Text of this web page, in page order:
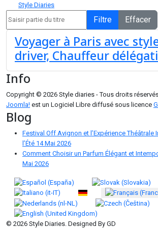
Style Diaries
Filtre Effacer
Voyager à Paris avec
driver, Chauffeur
Info
Copyright © 2026 Style diaries - Tous droits
Joomla! est un Logiciel Libre diffusé sous licence
Blog
Festival Off Avignon et l’Expérience Théâtrale
l’Été 14 Mai 2026
Comment Choisir un Parfum Élégant et
Mai 2026
Sélectionnez votre langue
© 2026 Style Diaries. Designed By GD